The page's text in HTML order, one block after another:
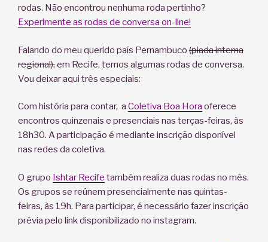
rodas. Não encontrou nenhuma roda pertinho?
Experimente as rodas de conversa on-line!
Falando do meu querido país Pernambuco (piada interna
regional),em Recife, temos algumas rodas de conversa.
Vou deixar aqui três especiais:
Com história para contar, a Coletiva Boa Hora oferece
encontros quinzenais e presenciais nas terças-feiras, às
18h30. A participação é mediante inscrição disponível
nas redes da coletiva.
O grupo Ishtar Recife também realiza duas rodas no mês.
Os grupos se reúnem presencialmente nas quintas-
feiras, às 19h. Para participar, é necessário fazer inscrição
prévia pelo link disponibilizado no instagram.